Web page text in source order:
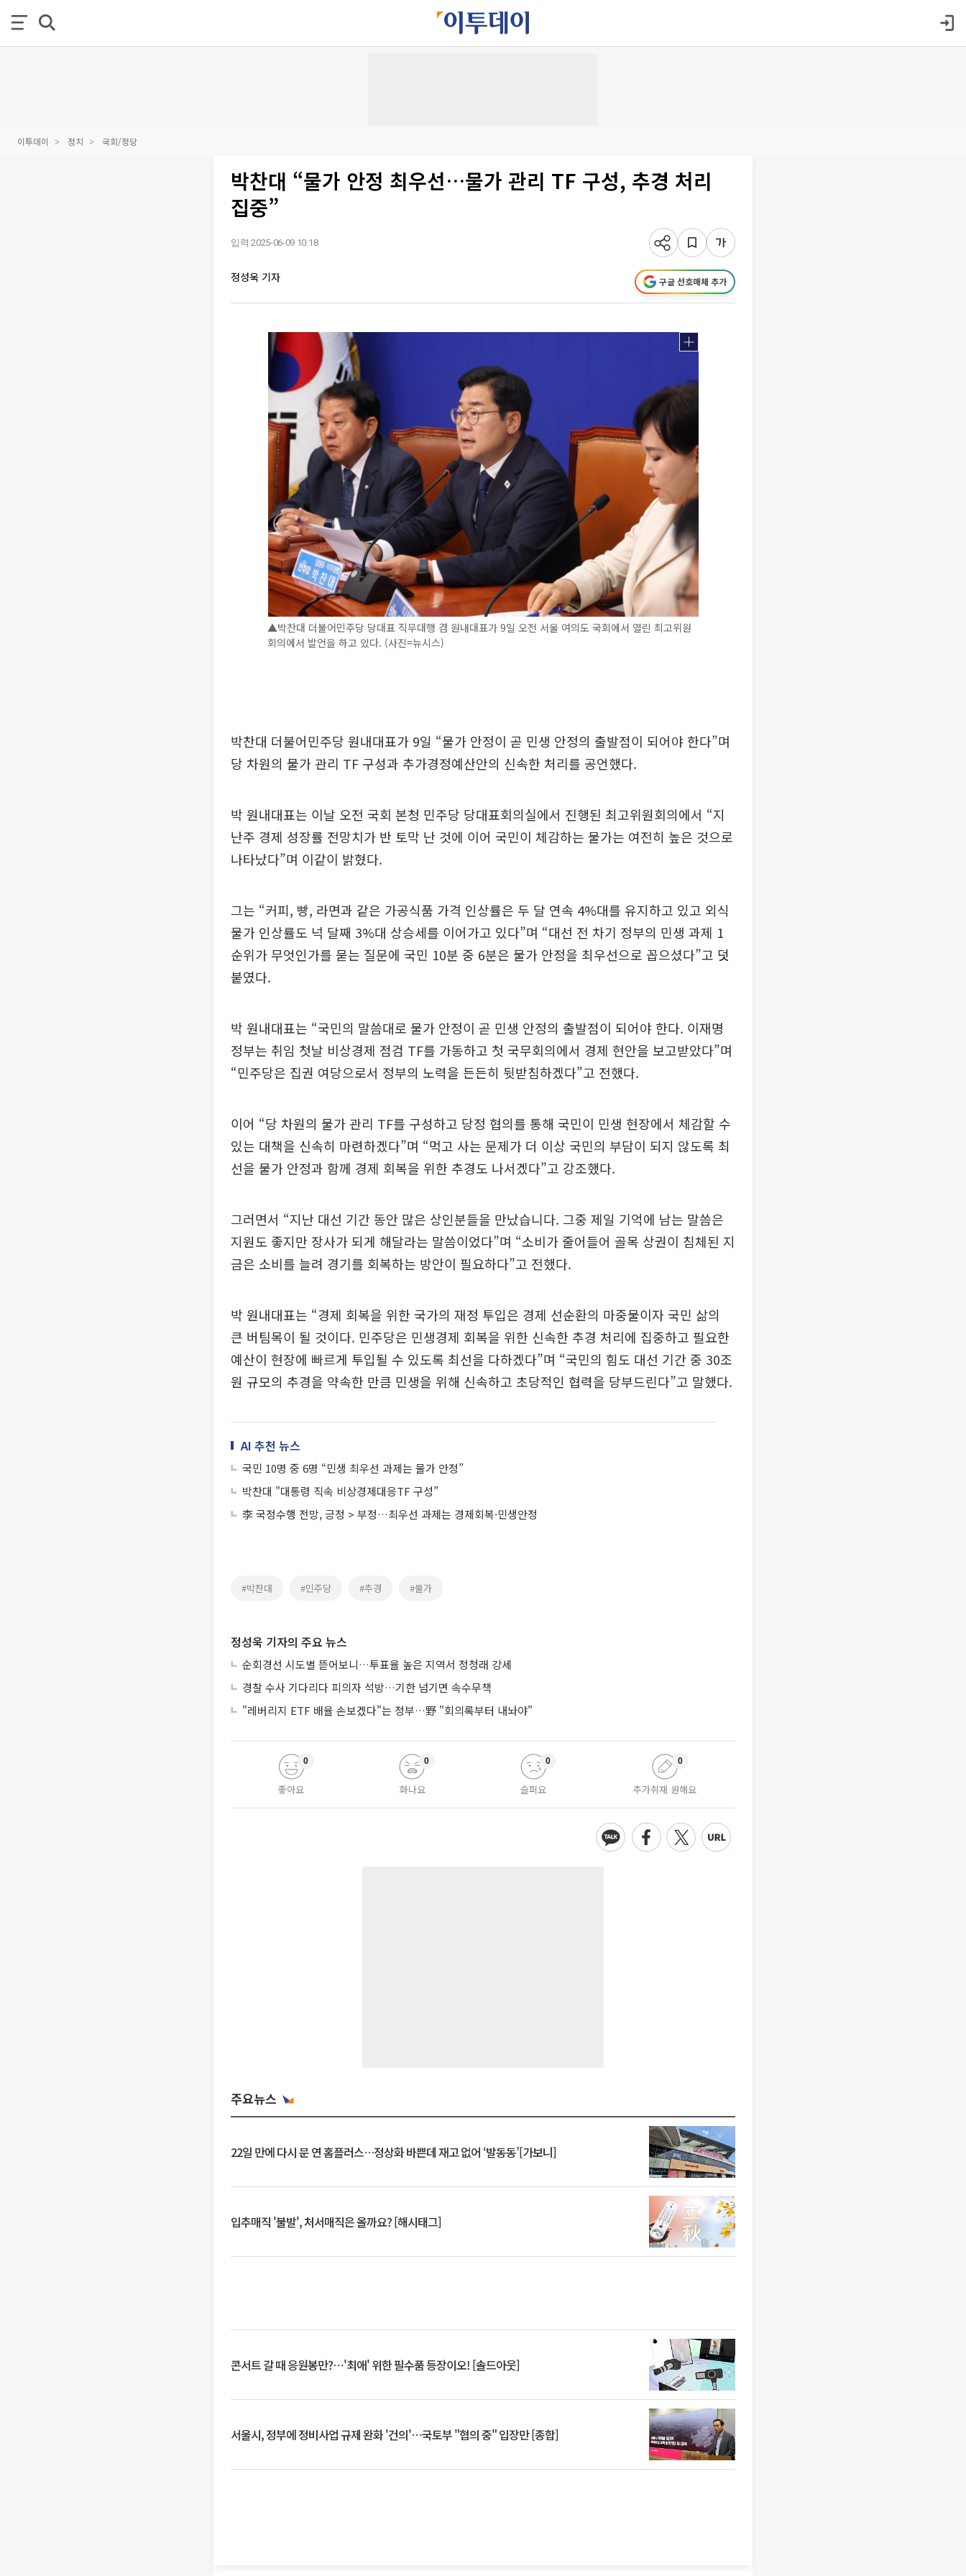
이투데이 정치 국회/정당
박찬대 “물가 안정 최우선…물가 관리 TF 구성, 추경 처리
집중”
입력 2025-06-09 10:18
정성욱 기자 구글 선호매체 추가
▲박찬대 더불어민주당 당대표 직무대행 겸 원내대표가 9일 오전 서울 여의도 국회에서 열린 최고위원
회의에서 발언을 하고 있다. (사진=뉴시스)
박찬대 더불어민주당 원내대표가 9일 “물가 안정이 곧 민생 안정의 출발점이 되어야 한다”며
당 차원의 물가 관리 TF 구성과 추가경정예산안의 신속한 처리를 공언했다.
박 원내대표는 이날 오전 국회 본청 민주당 당대표회의실에서 진행된 최고위원회의에서 “지
난주 경제 성장률 전망치가 반 토막 난 것에 이어 국민이 체감하는 물가는 여전히 높은 것으로
나타났다”며 이같이 밝혔다.
그는 “커피, 빵, 라면과 같은 가공식품 가격 인상률은 두 달 연속 4%대를 유지하고 있고 외식
물가 인상률도 넉 달째 3%대 상승세를 이어가고 있다”며 “대선 전 차기 정부의 민생 과제 1
순위가 무엇인가를 묻는 질문에 국민 10분 중 6분은 물가 안정을 최우선으로 꼽으셨다”고 덧
붙였다.
박 원내대표는 “국민의 말씀대로 물가 안정이 곧 민생 안정의 출발점이 되어야 한다. 이재명
정부는 취임 첫날 비상경제 점검 TF를 가동하고 첫 국무회의에서 경제 현안을 보고받았다”며
“민주당은 집권 여당으로서 정부의 노력을 든든히 뒷받침하겠다”고 전했다.
이어 “당 차원의 물가 관리 TF를 구성하고 당정 협의를 통해 국민이 민생 현장에서 체감할 수
있는 대책을 신속히 마련하겠다”며 “먹고 사는 문제가 더 이상 국민의 부담이 되지 않도록 최
선을 물가 안정과 함께 경제 회복을 위한 추경도 나서겠다”고 강조했다.
그러면서 “지난 대선 기간 동안 많은 상인분들을 만났습니다. 그중 제일 기억에 남는 말씀은
지원도 좋지만 장사가 되게 해달라는 말씀이었다”며 “소비가 줄어들어 골목 상권이 침체된 지
금은 소비를 늘려 경기를 회복하는 방안이 필요하다”고 전했다.
박 원내대표는 “경제 회복을 위한 국가의 재정 투입은 경제 선순환의 마중물이자 국민 삶의
큰 버팀목이 될 것이다. 민주당은 민생경제 회복을 위한 신속한 추경 처리에 집중하고 필요한
예산이 현장에 빠르게 투입될 수 있도록 최선을 다하겠다”며 “국민의 힘도 대선 기간 중 30조
원 규모의 추경을 약속한 만큼 민생을 위해 신속하고 초당적인 협력을 당부드린다”고 말했다.
AI 추천 뉴스
국민 10명 중 6명 “민생 최우선 과제는 물가 안정”
박찬대 "대통령 직속 비상경제대응TF 구성”
李 국정수행 전망, 긍정 > 부정…최우선 과제는 경제회복·민생안정
#박찬대 #민주당 #추경 #물가
정성욱 기자의 주요 뉴스
순회경선 시도별 뜯어보니…투표율 높은 지역서 정청래 강세
경찰 수사 기다리다 피의자 석방…기한 넘기면 속수무책
"레버리지 ETF 배율 손보겠다"는 정부…野 "회의록부터 내놔야"
좋아요
0
화나요
0
슬퍼요
0
추가취재 원해요
0
주요뉴스
22일 만에 다시 문 연 홈플러스…정상화 바쁜데 재고 없어 ‘발동동’[가보니]
입추매직 '불발', 처서매직은 올까요? [해시태그]
콘서트 갈 때 응원봉만?⋯'최애' 위한 필수품 등장이오! [솔드아웃]
서울시, 정부에 정비사업 규제 완화 '건의'⋯국토부 "협의 중" 입장만 [종합]